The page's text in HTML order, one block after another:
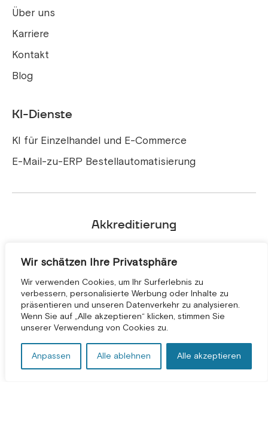
Wir schätzen Ihre Privatsphäre
Wir verwenden Cookies, um Ihr Surferlebnis zu
verbessern, personalisierte Werbung oder Inhalte zu
präsentieren und unseren Datenverkehr zu analysieren.
Wenn Sie auf „Alle akzeptieren“ klicken, stimmen Sie
unserer Verwendung von Cookies zu.
Anpassen Alle ablehnen Alle akzeptieren
KOSTENLOSE BERATUNG *
Über uns
Karriere
Kontakt
Blog
KI-Dienste
KI für Einzelhandel und E-Commerce
E-Mail-zu-ERP Bestellautomatisierung
Akkreditierung